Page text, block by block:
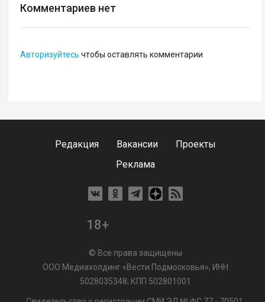
Комментариев нет
Авторизуйтесь чтобы оставлять комментарии
Редакция Вакансии
Проекты
Реклама
18+
© Все права защищены
ООО Медиахолдинг «Вести Подмосковья», ИНН
5028035348; КПП 502801001